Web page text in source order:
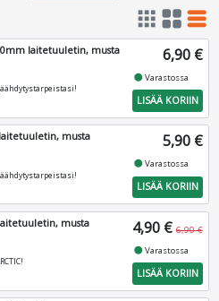
apps grid_view table_rows
laitetuuletin, musta 6,90 €
fiber_manual_recordVarastossa
LISÄÄ KORIIN
musta 5,90 €
fiber_manual_recordVarastossa
LISÄÄ KORIIN
musta 4,90 € 6,90 €
fiber_manual_recordVarastossa
LISÄÄ KORIIN